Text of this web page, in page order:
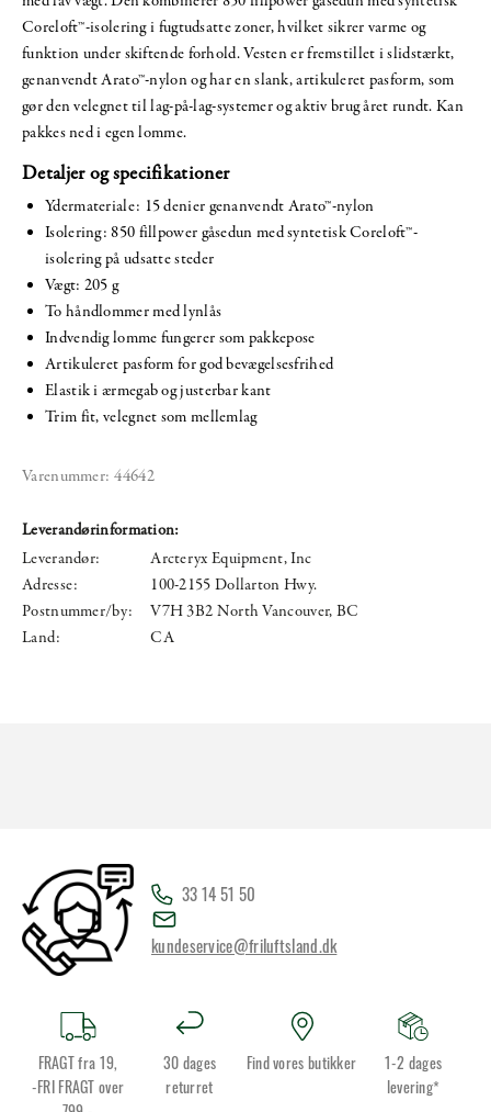
Coreloft™-isolering i fugtudsatte zoner, hvilket sikrer varme og
funktion under skiftende forhold. Vesten er fremstillet i slidstærkt,
genanvendt Arato™-nylon og har en slank, artikuleret pasform, som
gør den velegnet til lag-på-lag-systemer og aktiv brug året rundt. Kan
pakkes ned i egen lomme.
Detaljer og specifikationer
Ydermateriale: 15 denier genanvendt Arato™-nylon
Isolering: 850 fillpower gåsedun med syntetisk Coreloft™-
isolering på udsatte steder
Vægt: 205 g
To håndlommer med lynlås
Indvendig lomme fungerer som pakkepose
Artikuleret pasform for god bevægelsesfrihed
Elastik i ærmegab og justerbar kant
Trim fit, velegnet som mellemlag
Varenummer: 44642
Leverandørinformation:
Leverandør:
Arcteryx Equipment, Inc
Adresse:
100-2155 Dollarton Hwy.
Postnummer/by:
V7H 3B2 North Vancouver, BC
Land:
CA
33 14 51 50
kundeservice@friluftsland.dk
FRAGT fra 19,
-FRI FRAGT over
30 dages
returret
Find vores butikker
1-2 dages
levering*